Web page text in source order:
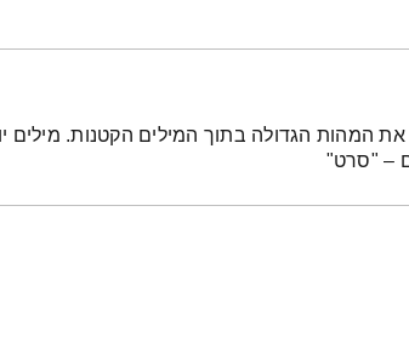
המהות הגדולה בתוך המילים הקטנות. מילים
– "סרט"